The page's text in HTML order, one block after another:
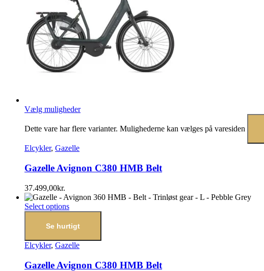
Vælg muligheder
Dette vare har flere varianter. Mulighederne kan vælges på varesiden
Elcykler, Gazelle
Gazelle Avignon C380 HMB Belt
37.499,00kr.
Select options
Se hurtigt
Elcykler, Gazelle
Gazelle Avignon C380 HMB Belt